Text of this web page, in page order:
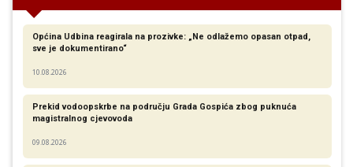
Općina Udbina reagirala na prozivke: „Ne odlažemo opasan otpad,
sve je dokumentirano“
10.08.2026
Prekid vodoopskrbe na području Grada Gospića zbog puknuća
magistralnog cjevovoda
09.08.2026